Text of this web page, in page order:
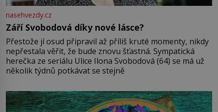
nasehvezdy.cz
Září Svobodová díky nové lásce?
Přestože jí osud připravil až příliš kruté momenty, nikdy
nepřestala věřit, že bude znovu šťastná. Sympatická
herečka ze seriálu Ulice Ilona Svobodová (64) se má už
několik týdnů potkávat se stejně